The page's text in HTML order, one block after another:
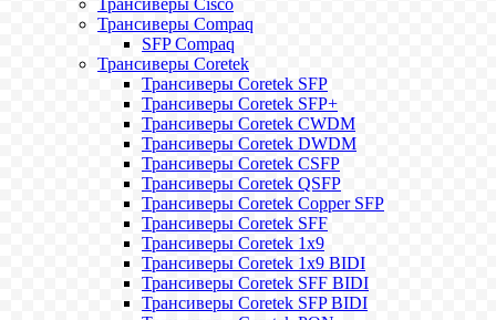
Трансиверы Cisco
Трансиверы Compaq
SFP Compaq
Трансиверы Coretek
Трансиверы Coretek SFP
Трансиверы Coretek SFP+
Трансиверы Coretek CWDM
Трансиверы Coretek DWDM
Трансиверы Coretek CSFP
Трансиверы Coretek QSFP
Трансиверы Coretek Copper SFP
Трансиверы Coretek SFF
Трансиверы Coretek 1x9
Трансиверы Coretek 1x9 BIDI
Трансиверы Coretek SFF BIDI
Трансиверы Coretek SFP BIDI